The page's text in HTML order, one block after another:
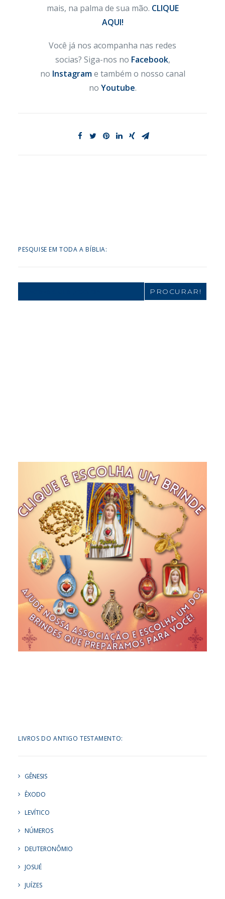
mais, na palma de sua mão. CLIQUE
AQUI!
Você já nos acompanha nas redes
socias? Siga-nos no Facebook,
no Instagrame também o nosso canal
no Youtube.
PESQUISE EM TODA A BÍBLIA:
Search
LIVROS DO ANTIGO TESTAMENTO:
GÊNESIS
ÊXODO
LEVÍTICO
NÚMEROS
DEUTERONÔMIO
JOSUÉ
JUÍZES